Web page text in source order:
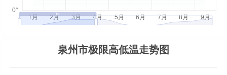
泉州市极限高低温走势图